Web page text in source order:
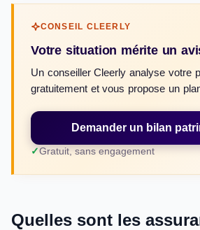
CONSEIL CLEERLY
Votre situation mérite un
Un conseiller Cleerly analyse votre
gratuitement et vous propose un
Demander un bilan
Gratuit, sans engagement
Quelles sont les